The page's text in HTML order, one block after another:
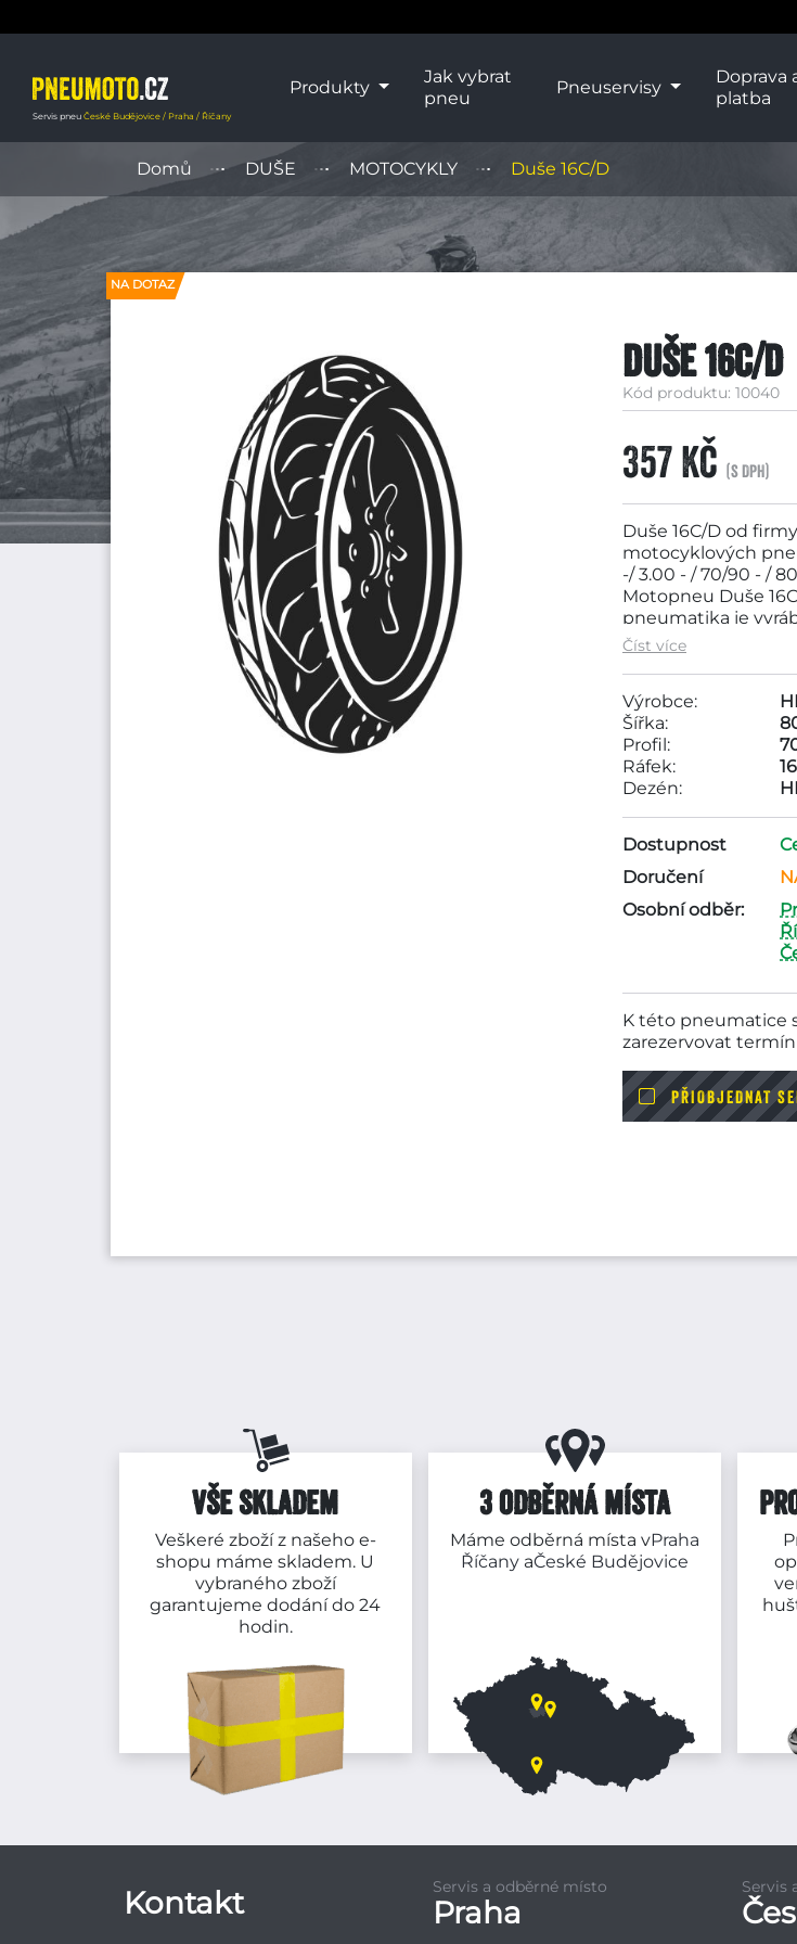
Servis pneu České Budějovice / Praha / Říčany
Produkty
Jak vybrat
pneu
Pneuservisy
Doprava
platba
Domů DUŠE MOTOCYKLY Duše 16C/D
NA DOTAZ
Duše 16C/D
Kód produktu: 10040
357 Kč (s DPH)
Duše 16C/D od
motocyklových
-/ 3.00 - / 70/90 - /
Motopneu Duše
pneumatika je
16, dezén -
Číst více
Výrobce:
Šířka:
Profil:
Ráfek:
16
Dezén:
Dostupnost
Doručení
Osobní odběr:
K této pneumatice
zarezervovat
PŘIOBJEDNAT
VŠE SKLADEM
Veškeré zboží z našeho e-
shopu máme skladem. U
vybraného zboží
garantujeme dodání do 24
hodin.
3 ODBĚRNÁ MÍSTA
Máme odběrná místa vPraha
ŘíčanyaČeské Budějovice
Kontakt Servis a odběrné místo
Praha
Servis